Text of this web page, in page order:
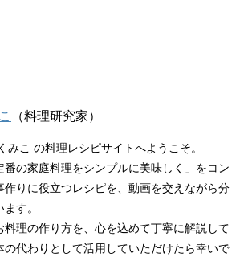
（料理研究家）
みこ の料理レシピサイトへようこそ。
番の家庭料理をシンプルに美味しく」をコン
作りに役立つレシピを、動画を交えながら分
す。
理の作り方を、心を込めて丁寧に解説して
の代わりとして活用していただけたら幸いで